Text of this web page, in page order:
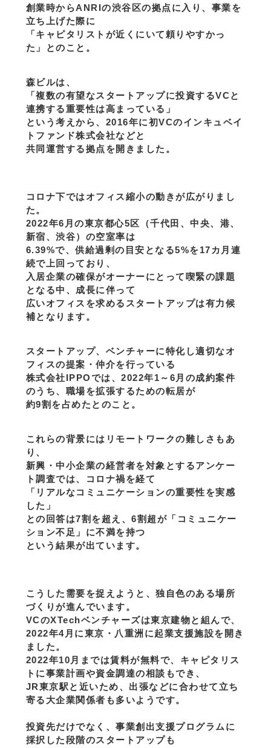
創業時からANRIの渋谷区の拠点に入り、事業を
立ち上げた際に
「キャピタリストが近くにいて頼りやすかっ
た」とのこと。
森ビルは、
「複数の有望なスタートアップに投資するVCと
連携する重要性は高まっている」
という考えから、2016年に初VCのインキュベイ
トファンド株式会社などと
共同運営する拠点を開きました。
コロナ下ではオフィス縮小の動きが広がりまし
た。
2022年6月の東京都心5区（千代田、中央、港、
新宿、渋谷）の空室率は
6.39%で、供給過剰の目安となる5%を17カ月連
続で上回っており、
入居企業の確保がオーナーにとって喫緊の課題
となる中、成長に伴って
広いオフィスを求めるスタートアップは有力候
補となります。
スタートアップ、ベンチャーに特化し適切なオ
フィスの提案・仲介を行っている
株式会社IPPOでは、2022年1～6月の成約案件
のうち、職場を拡張するための転居が
約9割を占めたとのこと。
これらの背景にはリモートワークの難しさもあ
り、
新興・中小企業の経営者を対象とするアンケー
ト調査では、コロナ禍を経て
「リアルなコミュニケーションの重要性を実感
した」
との回答は7割を超え、6割超が「コミュニケー
ション不足」に不満を持つ
という結果が出ています。
こうした需要を捉えようと、独自色のある場所
づくりが進んでいます。
VCのXTechベンチャーズは東京建物と組んで、
2022年4月に東京・八重洲に起業支援施設を開き
ました。
2022年10月までは賃料が無料で、キャピタリス
トに事業計画や資金調達の相談もでき、
JR東京駅と近いため、出張などに合わせて立ち
寄る大企業関係者も多いようです。
投資先だけでなく、事業創出支援プログラムに
採択した段階のスタートアップも